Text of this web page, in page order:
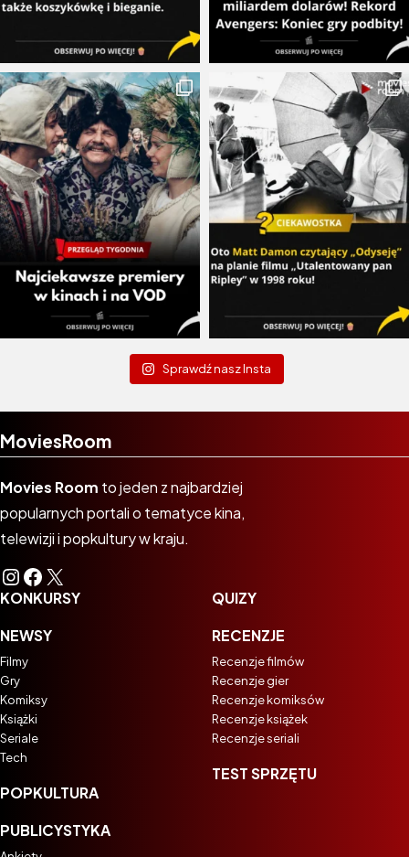
Sprawdź nasz Insta
MoviesRoom
Movies Room to jeden z najbardziej
popularnych portali o tematyce kina,
telewizji i popkultury w kraju.
Instagram
Facebook
X
KONKURSY
NEWSY
Filmy
Gry
Komiksy
Książki
Seriale
Tech
POPKULTURA
PUBLICYSTYKA
QUIZY
RECENZJE
Recenzje filmów
Recenzje gier
Recenzje komiksów
Recenzje książek
Recenzje seriali
TEST SPRZĘTU